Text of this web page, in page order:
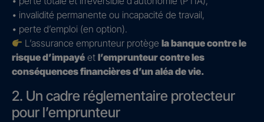
• invalidité permanente ou incapacité de travail,
• perte d’emploi (en option).
L’assurance emprunteur protègela banque contre le
risque d’impayé et l’emprunteur contre les
conséquences financières d’un aléa de vie.
2. Un cadre réglementaire protecteur
pour l’emprunteur